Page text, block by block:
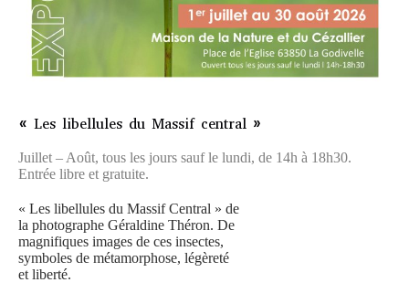
« Les libellules du Massif central »
Juillet – Août, tous les jours sauf le lundi, de 14h à 18h30.
Entrée libre et gratuite.
« Les libellules du Massif Central » de
la photographe Géraldine Théron. De
magnifiques images de ces insectes,
symboles de métamorphose, légèreté
et liberté.